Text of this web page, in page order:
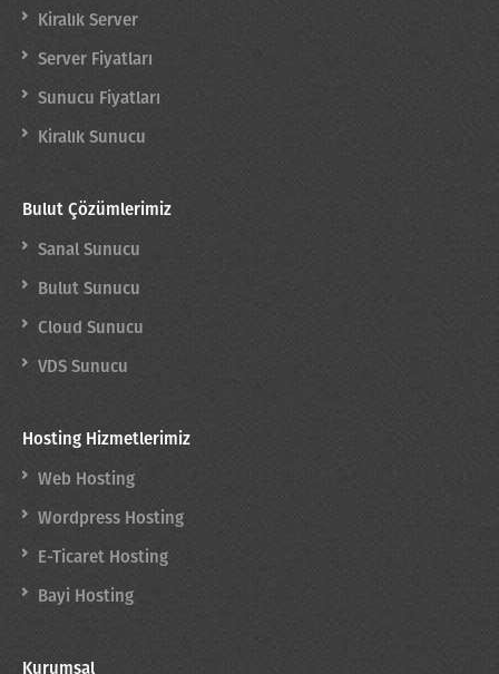
Kiralık Server
Server Fiyatları
Sunucu Fiyatları
Kiralık Sunucu
Bulut Çözümlerimiz
Sanal Sunucu
Bulut Sunucu
Cloud Sunucu
VDS Sunucu
Hosting Hizmetlerimiz
Web Hosting
Wordpress Hosting
E-Ticaret Hosting
Bayi Hosting
Kurumsal